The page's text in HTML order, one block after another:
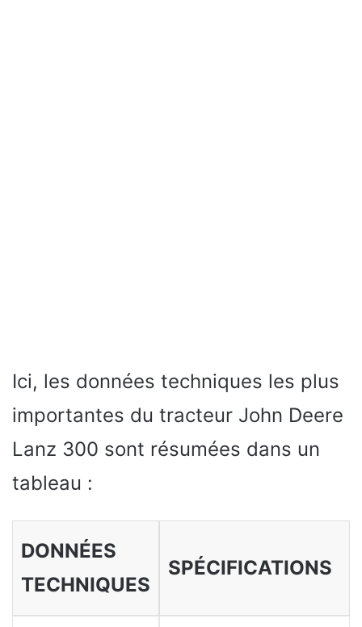
Ici, les données techniques les plus
importantes du tracteur John Deere
Lanz 300 sont résumées dans un
tableau :
DONNÉES
TECHNIQUES
SPÉCIFICATIONS